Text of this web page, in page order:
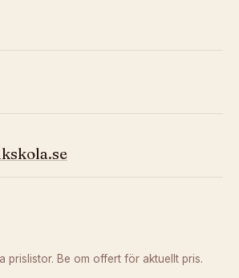
prislistor. Be om offert för aktuellt pris.